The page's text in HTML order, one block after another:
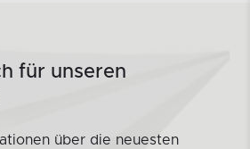
für unseren
über die neuesten